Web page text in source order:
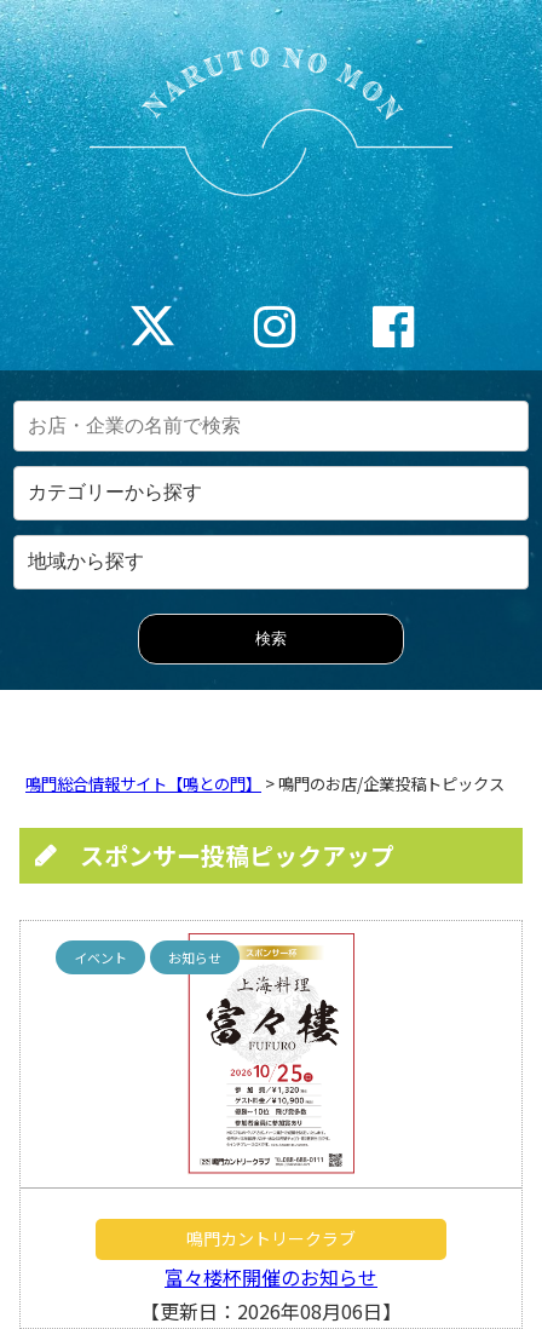
鳴門総合情報サイト【鳴との門】 > 鳴門のお店/企業投稿トピックス
スポンサー投稿ピックアップ
イベント お知らせ
鳴門カントリークラブ
富々楼杯開催のお知らせ
【更新日：2026年08月06日】